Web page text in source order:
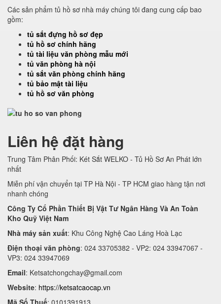
Các sản phẩm tủ hồ sơ nhà máy chúng tôi đang cung cấp bao
gồm:
tủ sắt đựng hồ sơ đẹp
tủ hồ sơ chính hãng
tủ tài liệu văn phòng mẫu mới
tủ văn phòng hà nội
tủ sắt văn phòng chính hãng
tủ bảo mật tài liệu
tủ hồ sơ văn phòng
Liên hệ đặt hàng
Trung Tâm Phân Phối: Két Sắt WELKO - Tủ Hồ Sơ An Phát lớn
nhất
Miễn phí vận chuyển tại TP Hà Nội - TP HCM giao hàng tận nơi
nhanh chóng
Công Ty Cổ Phần Thiết Bị Vật Tư Ngân Hàng Và An Toàn
Kho Quỹ Việt Nam
Nhà máy sản xuất: Khu Công Nghệ Cao Láng Hoà Lạc
Điện thoại văn phòng: 024 33705382 - VP2: 024 33947067 -
VP3: 024 33947069
Email: Ketsatchongchay@gmail.com
Website: https://ketsatcaocap.vn
Mã Số Thuế: 0101391913